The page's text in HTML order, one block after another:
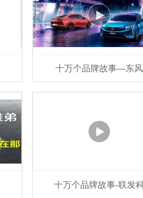
十万个品牌故事—东风
十万个品牌故事-联发